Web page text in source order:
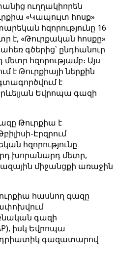
ուղղակիորեն
«Կապույտ հոսք»
հզորությունը 16
է, «Թուրքական հոսքը»
գծերից՝ ընդհանուր
հզորությամբ։ Այս
է Թուրքիայի ներքին
է
Եվրոպա գազի
Թուրքիա է
Էրզրում
հզորությունը
խորանարդ մետր,
միջանցքի առաջին
հասնող գազը
գազի
իսկ Եվրոպա
գազատարով